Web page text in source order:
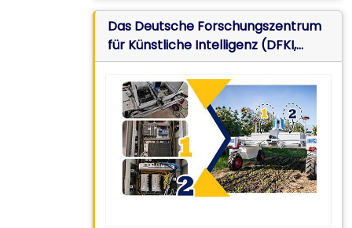
Lizenz erforderlich.
Das Deutsche Forschungszentrum
für Künstliche Intelligenz (DFKI,
Deutsches Forschungszentrum für
Künstliche Intelligenz) Verwenden
Sie Perle Irg -Router für die
Datenübertragung, um Virtual-
Reality (VR)-Umgebungen zu
schaffen